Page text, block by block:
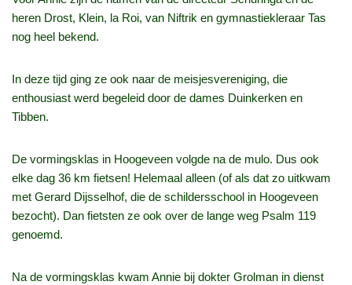
heren Drost, Klein, la Roi, van Niftrik en gymnastiekleraar Tas
nog heel bekend.
In deze tijd ging ze ook naar de meisjesvereniging, die
enthousiast werd begeleid door de dames Duinkerken en
Tibben.
De vormingsklas in Hoogeveen volgde na de mulo. Dus ook
elke dag 36 km fietsen! Helemaal alleen (of als dat zo uitkwam
met Gerard Dijsselhof, die de schildersschool in Hoogeveen
bezocht). Dan fietsten ze ook over de lange weg Psalm 119
genoemd.
Na de vormingsklas kwam Annie bij dokter Grolman in dienst